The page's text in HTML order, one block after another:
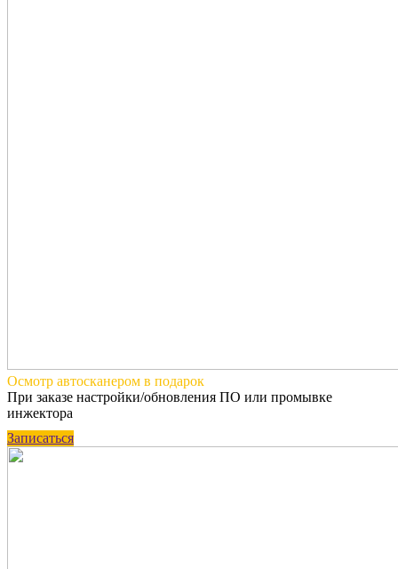
Осмотр автосканером в подарок
При заказе настройки/обновления ПО или промывке
инжектора
Записаться